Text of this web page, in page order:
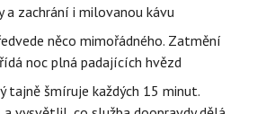
a zachrání i milovanou kávu
něco mimořádného. Zatmění
noc plná padajících hvězd
tajně šmíruje každých 15 minut.